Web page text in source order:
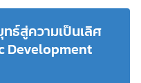
ธ์สู่ความเป็นเลิศ
Development